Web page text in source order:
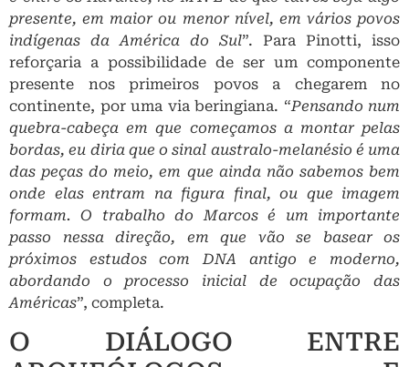
presente, em maior ou menor nível, em vários povos
indígenas da América do Sul”. Para Pinotti, isso
reforçaria a possibilidade de ser um componente
presente nos primeiros povos a chegarem no
continente, por uma via beringiana. “Pensando num
quebra-cabeça em que começamos a montar pelas
bordas, eu diria que o sinal australo-melanésio é uma
das peças do meio, em que ainda não sabemos bem
onde elas entram na figura final, ou que imagem
formam. O trabalho do Marcos é um importante
passo nessa direção, em que vão se basear os
próximos estudos com DNA antigo e moderno,
abordando o processo inicial de ocupação das
Américas”, completa.
O DIÁLOGO ENTRE